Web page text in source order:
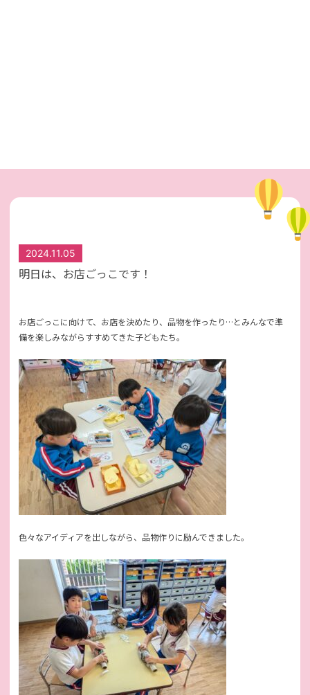
2024.11.05
明日は、お店ごっこです！
お店ごっこに向けて、お店を決めたり、品物を作ったり…とみんなで準
備を楽しみながらすすめてきた子どもたち。
色々なアイディアを出しながら、品物作りに励んできました。